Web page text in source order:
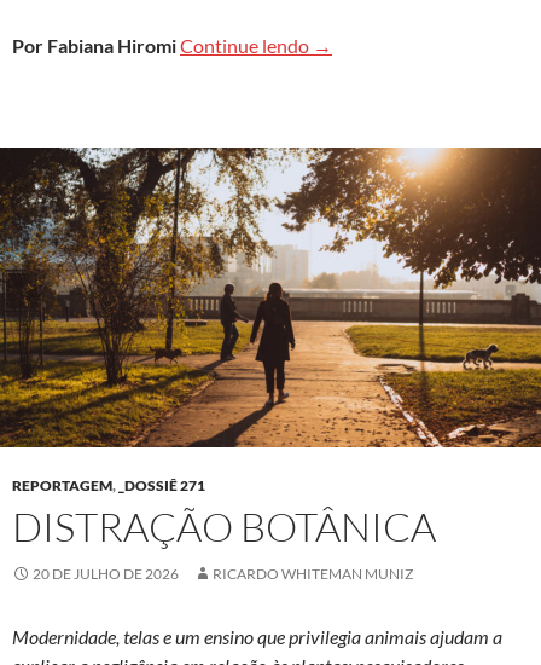
Por Fabiana HiromiContinue lendo Ler em ambientes digitais
→
REPORTAGEM, _DOSSIÊ 271
DISTRAÇÃO BOTÂNICA
20 DE JULHO DE 2026 RICARDO WHITEMAN MUNIZ
Modernidade, telas e um ensino que privilegia animais ajudam a